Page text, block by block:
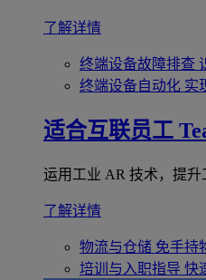
了解详情
终端设备故障排查
终端设备自动化 实
适合互联员工
运用工业 AR 技术，提升
了解详情
物流与仓储 免手持
培训与入职指导 快